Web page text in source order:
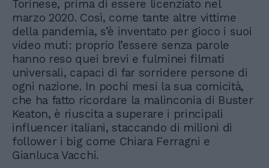
Torinese, prima di essere licenziato nel
marzo 2020. Così, come tante altre vittime
della pandemia, s’è inventato per gioco i suoi
video muti: proprio l’essere senza parole
hanno reso quei brevi e fulminei filmati
universali, capaci di far sorridere persone di
ogni nazione. In pochi mesi la sua comicità,
che ha fatto ricordare la malinconia di Buster
Keaton, è riuscita a superare i principali
influencer italiani, staccando di milioni di
follower i big come Chiara Ferragni e
Gianluca Vacchi.